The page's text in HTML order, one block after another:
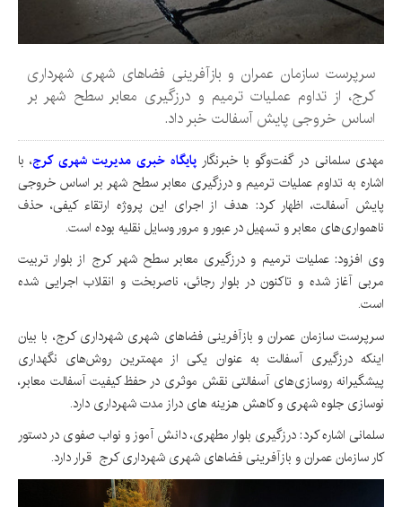
سرپرست سازمان عمران و بازآفرینی فضاهای شهری شهرداری
کرج، از تداوم عملیات ترمیم و درزگیری معابر سطح شهر بر
اساس خروجی پایش آسفالت خبر داد.
مهدی سلمانی در گفت‌وگو با خبرنگار پایگاه خبری مدیریت شهری کرج، با
اشاره به تداوم عملیات ترمیم و درزگیری معابر سطح شهر بر اساس خروجی
پایش آسفالت، اظهار کرد: هدف از اجرای این پروژه ارتقاء کیفی، حذف
ناهمواری‌های معابر و تسهیل در عبور و مرور وسایل نقلیه بوده است.
وی افزود: عملیات ترمیم و درزگیری معابر سطح شهر کرج از بلوار تربیت
مربی آغاز شده و تاکنون در بلوار رجائی، ناصربخت و انقلاب اجرایی شده
است.
سرپرست سازمان عمران و بازآفرینی فضاهای شهری شهرداری کرج، با بیان
اینکه درزگیری آسفالت به عنوان یکی از مهمترین روش‌های نگهداری
پیشگیرانه روسازی‌های آسفالتی نقش موثری در حفظ کیفیت آسفالت معابر،
نوسازی جلوه شهری و کاهش هزینه های دراز مدت شهرداری دارد.
سلمانی اشاره کرد: درزگیری بلوار مطهری، دانش آموز و نواب صفوی در دستور
کار سازمان عمران و بازآفرینی فضاهای شهری شهرداری کرج قرار دارد.